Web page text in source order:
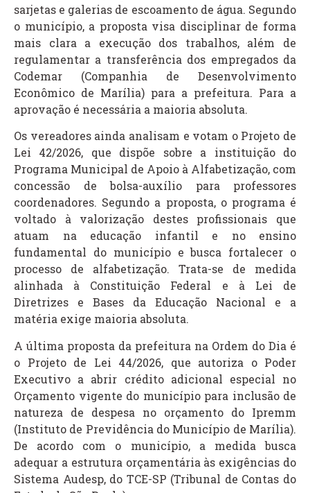
sarjetas e galerias de escoamento de água. Segundo
o município, a proposta visa disciplinar de forma
mais clara a execução dos trabalhos, além de
regulamentar a transferência dos empregados da
Codemar (Companhia de Desenvolvimento
Econômico de Marília) para a prefeitura. Para a
aprovação é necessária a maioria absoluta.
Os vereadores ainda analisam e votam o Projeto de
Lei 42/2026, que dispõe sobre a instituição do
Programa Municipal de Apoio à Alfabetização, com
concessão de bolsa-auxílio para professores
coordenadores. Segundo a proposta, o programa é
voltado à valorização destes profissionais que
atuam na educação infantil e no ensino
fundamental do município e busca fortalecer o
processo de alfabetização. Trata-se de medida
alinhada à Constituição Federal e à Lei de
Diretrizes e Bases da Educação Nacional e a
matéria exige maioria absoluta.
A última proposta da prefeitura na Ordem do Dia é
o Projeto de Lei 44/2026, que autoriza o Poder
Executivo a abrir crédito adicional especial no
Orçamento vigente do município para inclusão de
natureza de despesa no orçamento do Ipremm
(Instituto de Previdência do Município de Marília).
De acordo com o município, a medida busca
adequar a estrutura orçamentária às exigências do
Sistema Audesp, do TCE-SP (Tribunal de Contas do